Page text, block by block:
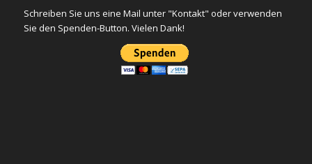
Schreiben Sie uns eine Mail unter "Kontakt" oder verwenden
Sie den Spenden-Button. Vielen Dank!